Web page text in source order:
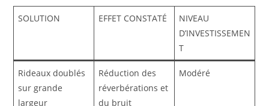
SOLUTION EFFET CONSTATÉ
NIVEAU
D’INVESTISSEMEN
T
Rideaux doublés
sur grande
largeur
Réduction des
réverbérations et
du bruit
Modéré